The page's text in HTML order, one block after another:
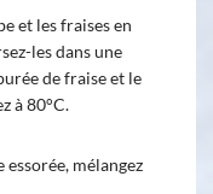
et les fraises en
les dans une
de fraise et le
à 80°C.
mélangez